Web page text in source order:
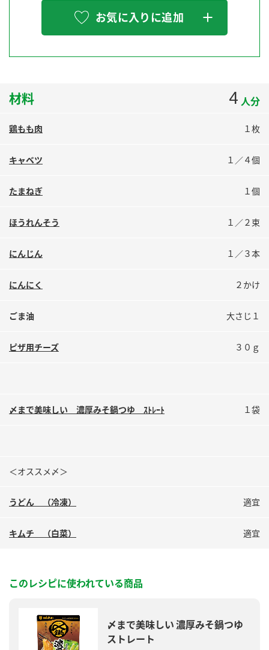
Fibee
スペシャルサイト
お酢を知ろう！
すしラボ
納豆の豆知識
ロングセラー商品 ＋ おすすめレシピ
よくあるご質問
ミツカン公式通販
お気に入りに追加
材料 4 人分
鶏もも肉 １枚
キャベツ １／４個
たまねぎ １個
ほうれんそう １／２束
にんじん １／３本
にんにく ２かけ
ごま油 大さじ１
ピザ用チーズ ３０ｇ
〆まで美味しい 濃厚みそ鍋つゆ ｽﾄﾚｰﾄ １袋
＜オススメ〆＞
うどん （冷凍） 適宜
キムチ （白菜） 適宜
このレシピに使われている商品
〆まで美味しい 濃厚みそ鍋つゆ
ストレート